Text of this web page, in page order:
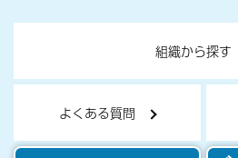
組織から探す
よくある質問